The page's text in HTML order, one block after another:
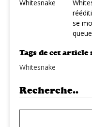
Whitesnake
se
queue
Tags de cet article :
Whitesnake
Recherche..